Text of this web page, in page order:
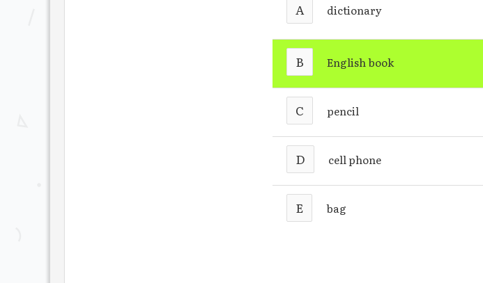
A dictionary
B English book
C pencil
D cell phone
E bag